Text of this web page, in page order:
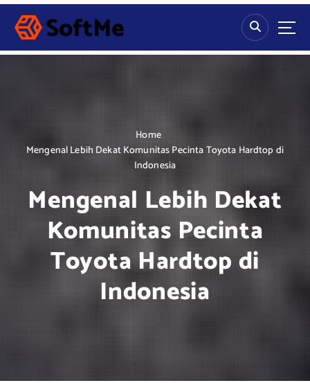
S
p
Home
Mengenal Lebih Dekat Komunitas Pecinta Toyota Hardtop di
Indonesia
Mengenal Lebih Dekat
Komunitas Pecinta
Toyota Hardtop di
Indonesia